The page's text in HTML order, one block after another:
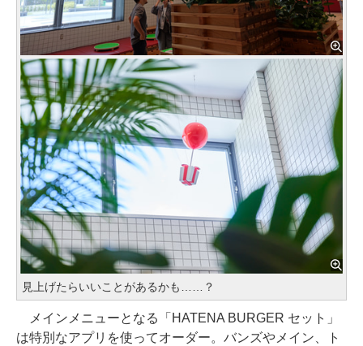
見上げたらいいことがあるかも……？
メインメニューとなる「HATENA BURGER セット」
は特別なアプリを使ってオーダー。バンズやメイン、ト